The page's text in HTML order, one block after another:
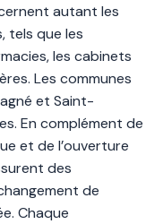
autant les
tels que les
les cabinets
Les communes
et Saint-
En complément de
et de l’ouverture
des
de
Chaque